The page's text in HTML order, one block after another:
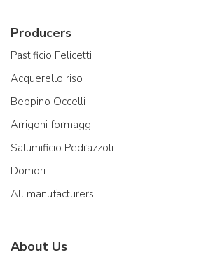
Producers
Pastificio Felicetti
Acquerello riso
Beppino Occelli
Arrigoni formaggi
Salumificio Pedrazzoli
Domori
All manufacturers
About Us